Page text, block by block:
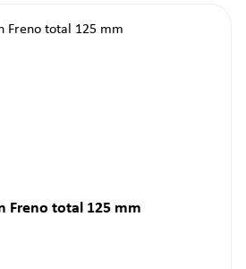
Freno total 125 mm